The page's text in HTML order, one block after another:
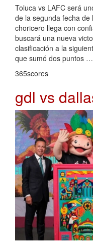
Toluca vs LAFC será
de la segunda fecha de
choricero llega con
buscará una nueva
clasificación a la
que sumó dos puntos …
365scores
gdl vs